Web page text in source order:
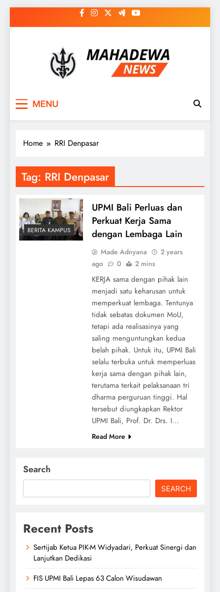
to
MAHADEWA NEWS
MENU
Home RRI Denpasar
Tag: RRI Denpasar
BERITA KAMPUS
UPMI Bali Perluas dan
Perkuat Kerja Sama
dengan Lembaga Lain
Made Adnyana
2 years
ago
0 2 mins
KERJA sama dengan pihak lain
menjadi satu keharusan untuk
memperkuat lembaga. Tentunya
tidak sebatas dokumen MoU,
tetapi ada realisasinya yang
saling menguntungkan kedua
belah pihak. Untuk itu, UPMI Bali
selalu terbuka untuk memperluas
kerja sama dengan pihak lain,
terutama terkait pelaksanaan tri
dharma perguruan tinggi. Hal
tersebut diungkapkan Rektor
UPMI Bali, Prof. Dr. Drs. I…
Read More
Search
SEARCH
Recent Posts
Sertijab Ketua PIK-M Widyadari, Perkuat Sinergi dan
Lanjutkan Dedikasi
FIS UPMI Bali Lepas 63 Calon Wisudawan